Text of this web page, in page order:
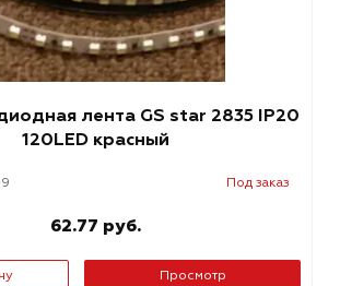
лента GS star 2835 IP20
120LED красный
Под заказ
62.77 руб.
Просмотр